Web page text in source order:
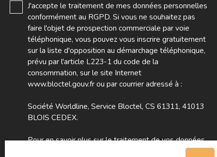
J'accepte le traitement de mes données personnelles
conformément au RGPD. Si vous ne souhaitez pas
faire l'objet de prospection commerciale par voie
téléphonique, vous pouvez vous inscrire gratuitement
sur la liste d'opposition au démarchage téléphonique,
prévu par l'article L223-1 du code de la
consommation, sur le site Internet
www.bloctel.gouv.fr ou par courrier adressé à :
Société Worldline, Service Bloctel, CS 61311, 41013
BLOIS CEDEX.
Pour en savoir plus sur le traitement de vos données
politique de